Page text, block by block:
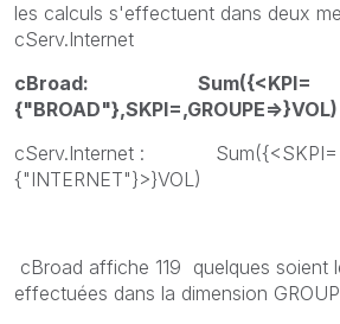
les calculs s'effectuent dans deux
cServ.Internet
cBroad: Sum({<KPI=
{"BROAD"},SKPI=,GROUPE=>}VOL)
cServ.Internet : Sum({<SKPI=
{"INTERNET"}>}VOL)
cBroad affiche 119 quelques soient
effectuées dans la dimension